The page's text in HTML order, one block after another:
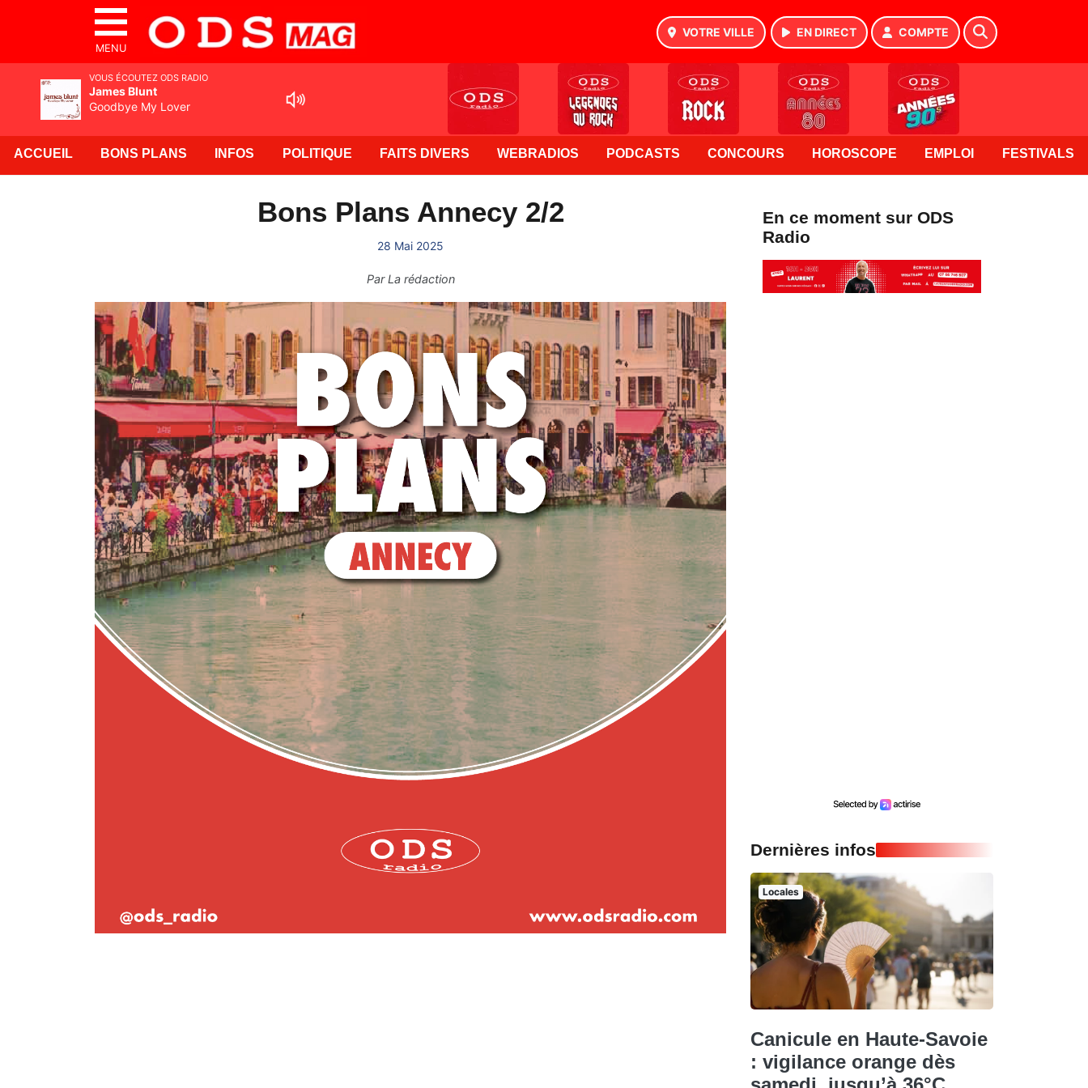
MENU
VOTRE VILLE EN DIRECT COMPTE
ACCUEIL BONS PLANS INFOS POLITIQUE FAITS DIVERS WEBRADIOS PODCASTS CONCOURS HOROSCOPE EMPLOI FESTIVALS
Bons Plans Annecy 2/2
28 Mai 2025
ParLa rédaction
En ce moment sur ODS
Radio
Dernières infos
Locales
Canicule en Haute-Savoie
: vigilance orange dès
VOUS ÉCOUTEZ ODS RADIO
James Blunt
Goodbye My Lover